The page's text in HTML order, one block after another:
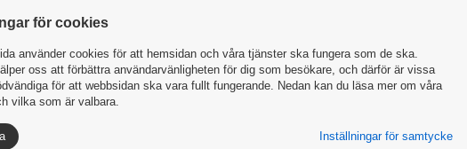
för cookies
använder cookies för att hemsidan och våra tjänster ska fungera som de ska.
oss att förbättra användarvänligheten för dig som besökare, och därför är vissa
för att webbsidan ska vara fullt fungerande. Nedan kan du läsa mer om våra
vilka som är valbara.
Inställningar för samtycke